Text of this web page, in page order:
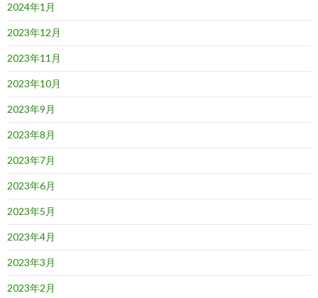
2024年1月
2023年12月
2023年11月
2023年10月
2023年9月
2023年8月
2023年7月
2023年6月
2023年5月
2023年4月
2023年3月
2023年2月